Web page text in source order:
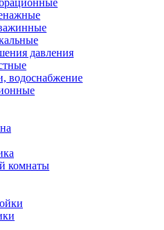
давления
водоснабжение
комнаты